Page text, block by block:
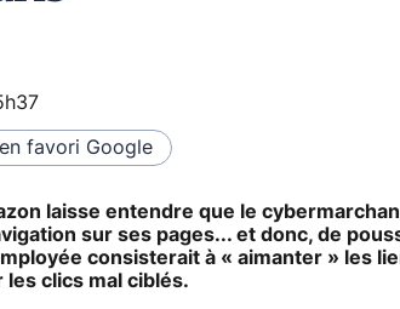
favori Google
laisse entendre que le
sur ses pages... et donc, de
consisterait à « aimanter » les
clics mal ciblés.